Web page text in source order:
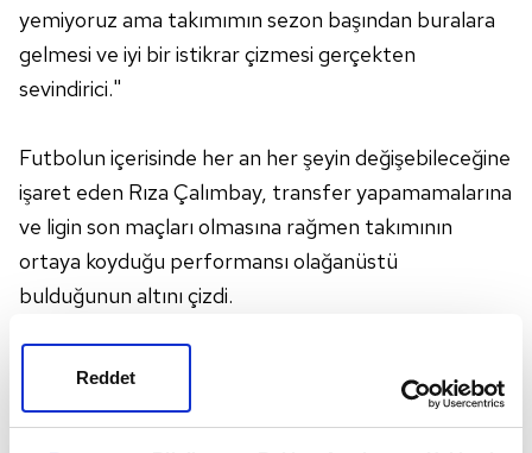
Reddet
yemiyoruz ama takımımın sezon başından buralara
gelmesi ve iyi bir istikrar çizmesi gerçekten
sevindirici."
Futbolun içerisinde her an her şeyin değişebileceğine
işaret eden Rıza Çalımbay, transfer yapamamalarına
ve ligin son maçları olmasına rağmen takımının
ortaya koyduğu performansı olağanüstü
bulduğunun altını çizdi.
Sadiku'nun sakatlığı
Takımdaki oyuncuların sakatlıklarına da değinen